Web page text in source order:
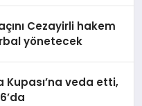
Cezayirli hakem
yönetecek
Kupası’na veda etti,